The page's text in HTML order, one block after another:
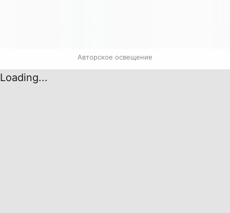
Авторское освещение
Loading...